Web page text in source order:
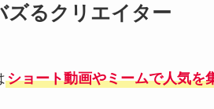
ズるクリエイター
ショート動画やミームで人気を